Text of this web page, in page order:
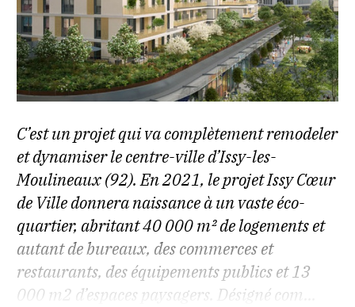
C’est un projet qui va complètement remodeler
et dynamiser le centre-ville d’Issy-les-
Moulineaux (92). En 2021, le projet Issy Cœur
de Ville donnera naissance à un vaste éco-
quartier, abritant 40 000 m² de logements et
autant de bureaux, des commerces et
restaurants, des équipements publics et 13
000 m2 d’espaces paysagers. Désigné com...